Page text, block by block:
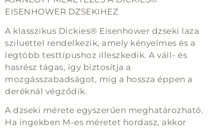
EISENHOWER DZSEKIHEZ
A klasszikus Dickies® Eisenhower dzseki laza
sziluettel rendelkezik, amely kényelmes és a
legtöbb testtípushoz illeszkedik. A váll- és
hasrész tágas, így biztosítja a
mozgásszabadságot, míg a hossza éppen a
deréknál végződik.
A dzseki mérete egyszerűen meghatározható.
Ha ingekben M-es méretet hordasz, akkor